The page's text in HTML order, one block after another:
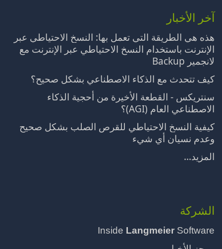
آخر الأخبار
هذه هي الطريقة التي تعمل بها: النسخ الاحتياطي عبر
الإنترنت باستخدام النسخ الاحتياطي عبر الإنترنت مع
لانجمير Backup
كيف تتحدث مع الذكاء الاصطناعي بشكل صحيح؟
سنتريكس - القطعة الأخيرة من أحجية الذكاء
الاصطناعي العام (AGI)؟
كيفية النسخ الاحتياطي للقرص الصلب بشكل صحيح
وعدم نسيان أي شيء
المزيد...
الشركة
Inside Langmeier Software